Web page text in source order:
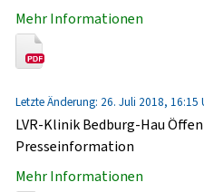
Mehr Informationen
Letzte Änderung: 26. Juli 2018, 16:15
LVR-Klinik Bedburg-Hau
Presseinformation
Mehr Informationen